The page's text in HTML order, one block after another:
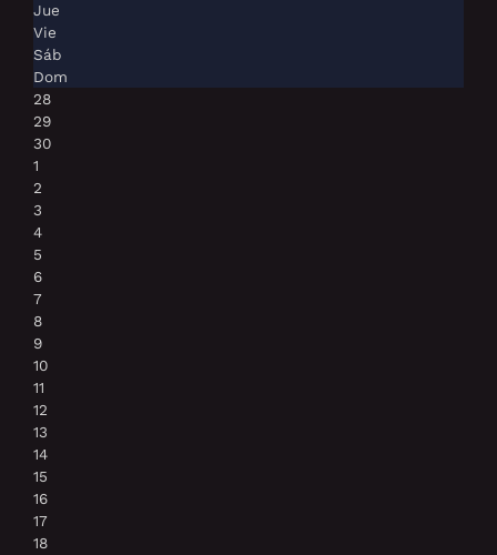
Jue
Vie
Sáb
Dom
28
29
30
1
2
3
4
5
6
7
8
9
10
11
12
13
14
15
16
17
18